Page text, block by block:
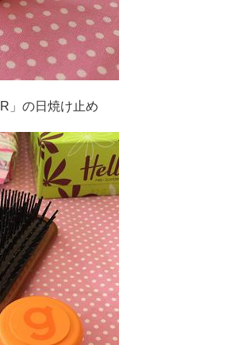
」の日焼け止め